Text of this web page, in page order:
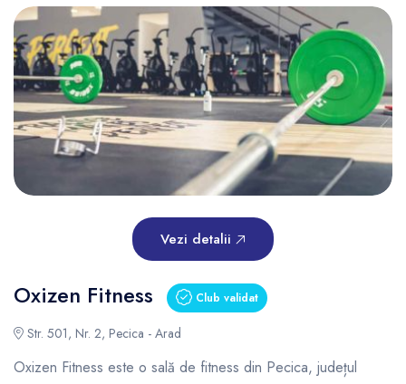
Vezi detalii
Oxizen Fitness Club validat
Str. 501, Nr. 2, Pecica - Arad
Oxizen Fitness este o sală de fitness din Pecica, județul